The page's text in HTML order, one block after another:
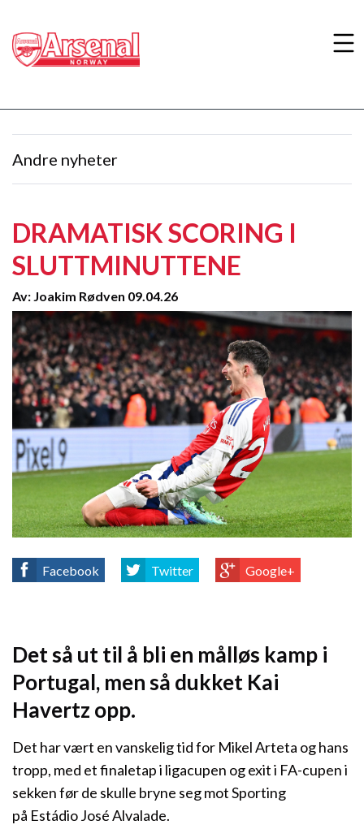
Andre nyheter
DRAMATISK SCORING I
SLUTTMINUTTENE
Av: Joakim Rødven 09.04.26
Facebook Twitter Google+
Det så ut til å bli en målløs kamp i
Portugal, men så dukket Kai
Havertz opp.
Det har vært en vanskelig tid for Mikel Arteta og hans
tropp, med et finaletap i ligacupen og exit i FA-cupen i
sekken før de skulle bryne seg mot Sporting
på Estádio José Alvalade.